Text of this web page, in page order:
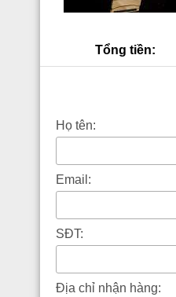
Tổng tiền:
Họ tên:
Email:
SĐT:
Địa chỉ nhận hàng: